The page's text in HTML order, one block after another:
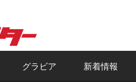
グラビア 新着情報